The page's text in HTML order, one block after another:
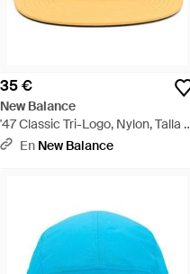
35 €
New Balance
'47 Classic Tri-Logo, Nylon, Talla -
Amarillo
En New Balance